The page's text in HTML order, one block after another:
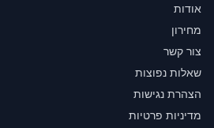
אודות
מחירון
צור קשר
שאלות נפוצות
הצהרת נגישות
מדיניות פרטיות